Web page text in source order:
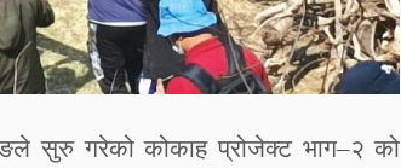
सुरु गरेको कोकाह प्रोजेक्ट भाग–२ को